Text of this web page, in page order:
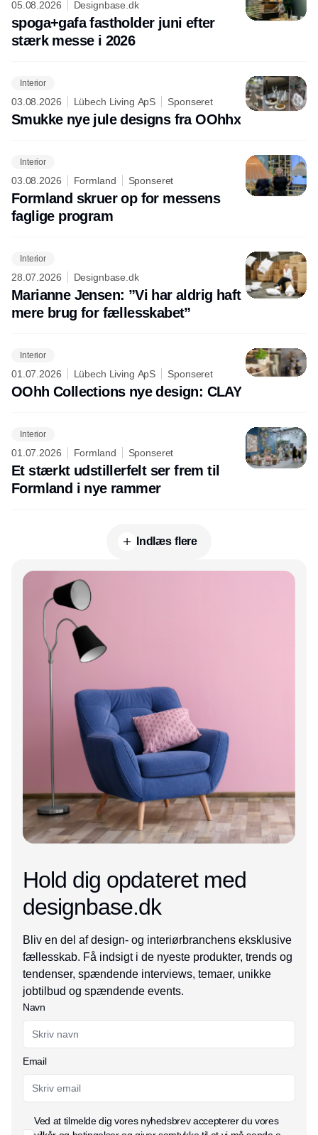
05.08.2026 Designbase.dk
spoga+gafa fastholder juni efter
stærk messe i 2026
Interior
03.08.2026 Lübech Living ApS Sponseret
Smukke nye jule designs fra OOhhx
Interior
03.08.2026 Formland Sponseret
Formland skruer op for messens
faglige program
Interior
28.07.2026 Designbase.dk
Marianne Jensen: ”Vi har aldrig haft
mere brug for fællesskabet”
Interior
01.07.2026 Lübech Living ApS Sponseret
OOhh Collections nye design: CLAY
Interior
01.07.2026 Formland Sponseret
Et stærkt udstillerfelt ser frem til
Formland i nye rammer
Indlæs flere
Annonce
Hold dig opdateret med
designbase.dk
Bliv en del af design- og interiørbranchens eksklusive
fællesskab. Få indsigt i de nyeste produkter, trends og
tendenser, spændende interviews, temaer, unikke
jobtilbud og spændende events.
Navn
Email
Ved at tilmelde dig vores nyhedsbrev accepterer du vores